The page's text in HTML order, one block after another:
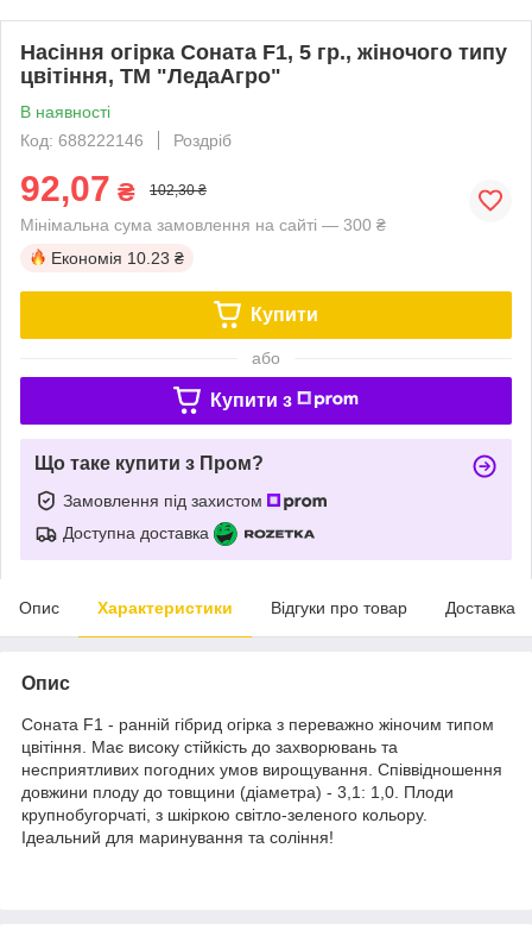
Насіння огірка Соната F1, 5 гр., жіночого типу
цвітіння, ТМ "ЛедаАгро"
В наявності
Код: 688222146
Роздріб
92,07 ₴ 102,30 ₴
Мінімальна сума замовлення на сайті — 300 ₴
Економія 10.23 ₴
Купити
або
Купити з
Що таке купити з Пром?
Замовлення під захистом
Доступна доставка
Опис Характеристики Відгуки про товар Доставка
Опис
Соната F1 - ранній гібрид огірка з переважно жіночим типом
цвітіння. Має високу стійкість до захворювань та
несприятливих погодних умов вирощування. Співвідношення
довжини плоду до товщини (діаметра) - 3,1: 1,0. Плоди
крупнобугорчаті, з шкіркою світло-зеленого кольору.
Ідеальний для маринування та соління!